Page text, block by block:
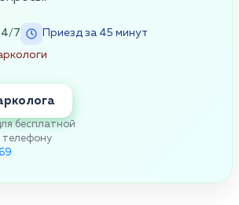
7
Приезд за 45 минут
бесплатной
телефону